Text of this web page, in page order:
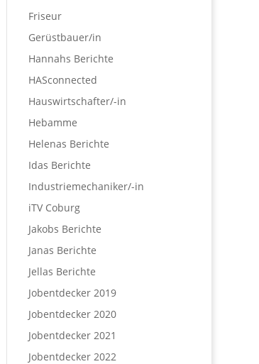
Friseur
Gerüstbauer/in
Hannahs Berichte
HASconnected
Hauswirtschafter/-in
Hebamme
Helenas Berichte
Idas Berichte
Industriemechaniker/-in
iTV Coburg
Jakobs Berichte
Janas Berichte
Jellas Berichte
Jobentdecker 2019
Jobentdecker 2020
Jobentdecker 2021
Jobentdecker 2022